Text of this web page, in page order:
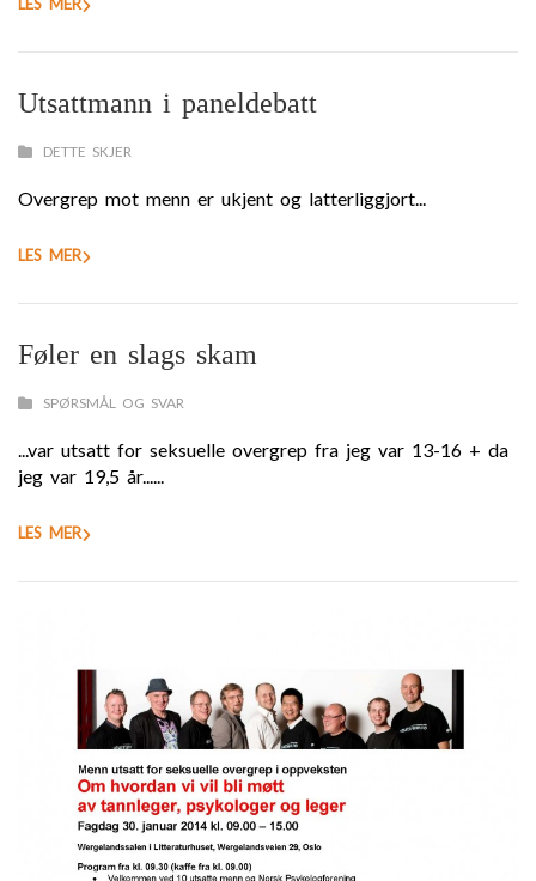
Utsattmann i paneldebatt
DETTE SKJER
Overgrep mot menn er ukjent og latterliggjort...
LES MER
Føler en slags skam
SPØRSMÅL OG SVAR
...var utsatt for seksuelle overgrep fra jeg var 13-16 + da
jeg var 19,5 år......
LES MER